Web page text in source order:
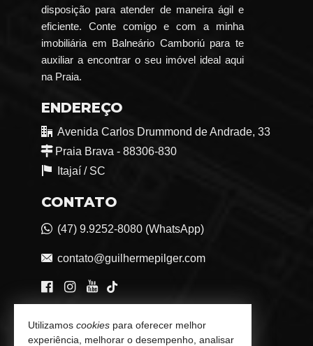
disposição para atender de maneira ágil e
eficiente. Conte comigo e com a minha
imobiliária em Balneário Camboriú para te
auxiliar a encontrar o seu imóvel ideal aqui
na Praia.
ENDEREÇO
Avenida Carlos Drummond de Andrade, 33
Praia Brava - 88306-830
Itajaí / SC
CONTATO
(47) 9.9252-8080 (WhatsApp)
contato@guilhermepilger.com
VEJA MAIS
Utilizamos cookies para oferecer melhor
experiência, melhorar o desempenho, analisar